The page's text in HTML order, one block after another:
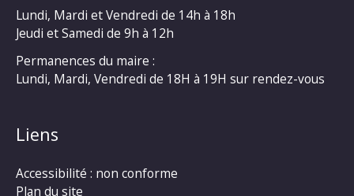
Lundi, Mardi et Vendredi de 14h à 18h
Jeudi et Samedi de 9h à 12h
Permanences du maire :
Lundi, Mardi, Vendredi de 18H à 19H sur rendez-vous
Liens
Accessibilité : non conforme
Plan du site